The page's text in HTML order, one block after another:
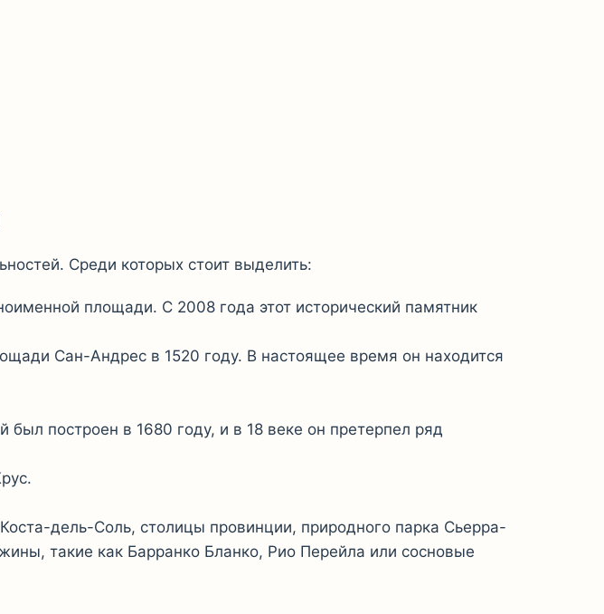
Среди которых стоит выделить:
площади. С 2008 года этот исторический памятник
Сан-Андрес в 1520 году. В настоящее время он находится
построен в 1680 году, и в 18 веке он претерпел ряд
дель-Соль, столицы провинции, природного парка Сьерра-
такие как Барранко Бланко, Рио Перейла или сосновые